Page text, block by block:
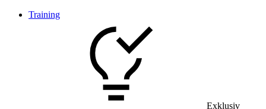
Training
Exklusiv